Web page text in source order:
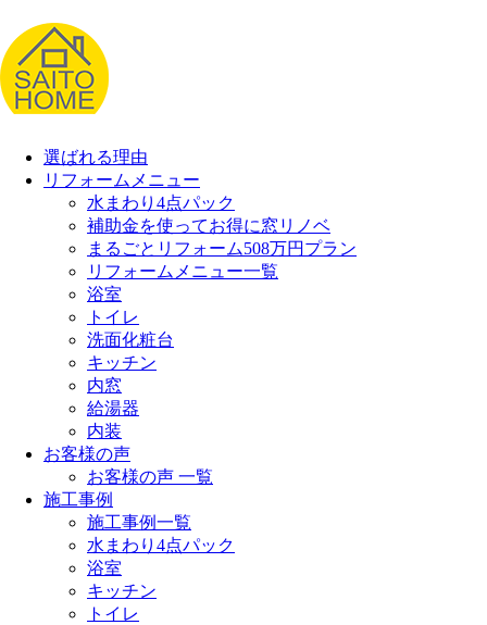
選ばれる理由
リフォームメニュー
水まわり4点パック
補助金を使ってお得に窓リノベ
まるごとリフォーム508万円プラン
リフォームメニュー一覧
浴室
トイレ
洗面化粧台
キッチン
内窓
給湯器
内装
お客様の声
お客様の声 一覧
施工事例
施工事例一覧
水まわり4点パック
浴室
キッチン
トイレ